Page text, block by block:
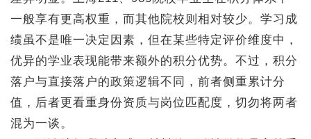
一般享有更高权重，而其他院校则相对较少。学习成
绩虽不是唯一决定因素，但在某些特定评价维度中，
优异的学业表现能带来额外的积分优势。不过，积分
落户与直接落户的政策逻辑不同，前者侧重累计分
值，后者更看重身份资质与岗位匹配度，切勿将两者
混为一谈。